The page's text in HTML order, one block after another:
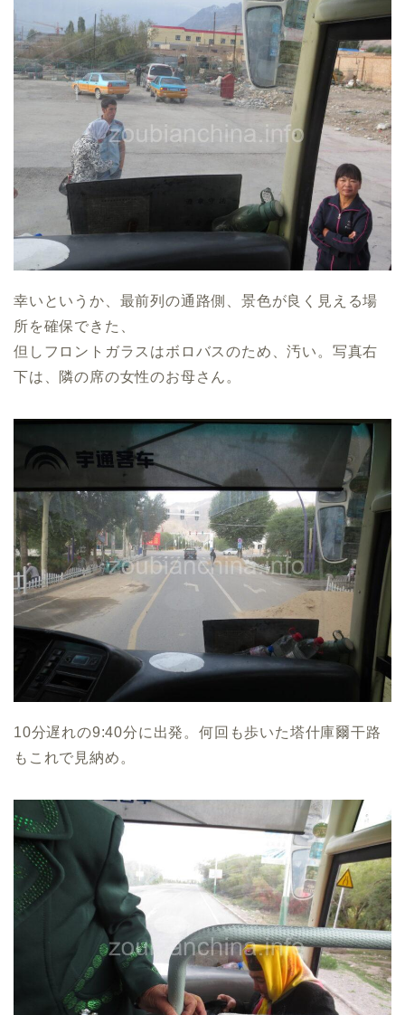
幸いというか、最前列の通路側、景色が良く見える場
所を確保できた、
但しフロントガラスはボロバスのため、汚い。写真右
下は、隣の席の女性のお母さん。
10分遅れの9:40分に出発。何回も歩いた塔什庫爾干路
もこれで見納め。